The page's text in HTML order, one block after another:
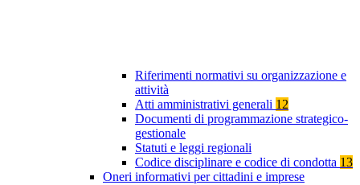
Riferimenti normativi su organizzazione e
attività
Atti amministrativi generali 12
Documenti di programmazione strategico-
gestionale
Statuti e leggi regionali
Codice disciplinare e codice di condotta 13
Oneri informativi per cittadini e imprese